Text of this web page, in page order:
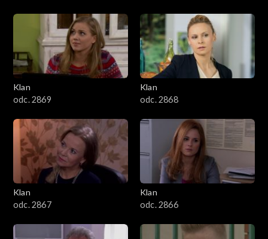
Klan
odc. 2869
Klan
odc. 2868
Klan
odc. 2867
Klan
odc. 2866